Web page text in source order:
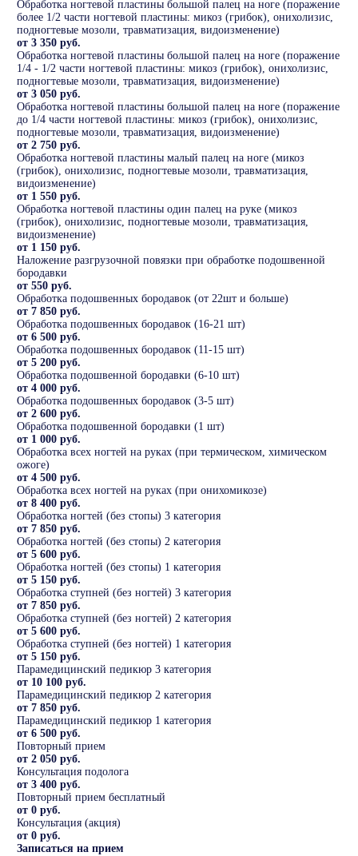
Обработка ногтевой пластины большой палец на ноге (поражение
более 1/2 части ногтевой пластины: микоз (грибок), онихолизис,
подногтевые мозоли, травматизация, видоизменение)
от 3 350 руб.
Обработка ногтевой пластины большой палец на ноге (поражение
1/4 - 1/2 части ногтевой пластины: микоз (грибок), онихолизис,
подногтевые мозоли, травматизация, видоизменение)
от 3 050 руб.
Обработка ногтевой пластины большой палец на ноге (поражение
до 1/4 части ногтевой пластины: микоз (грибок), онихолизис,
подногтевые мозоли, травматизация, видоизменение)
от 2 750 руб.
Обработка ногтевой пластины малый палец на ноге (микоз
(грибок), онихолизис, подногтевые мозоли, травматизация,
видоизменение)
от 1 550 руб.
Обработка ногтевой пластины один палец на руке (микоз
(грибок), онихолизис, подногтевые мозоли, травматизация,
видоизменение)
от 1 150 руб.
Наложение разгрузочной повязки при обработке подошвенной
бородавки
от 550 руб.
Обработка подошвенных бородавок (от 22шт и больше)
от 7 850 руб.
Обработка подошвенных бородавок (16-21 шт)
от 6 500 руб.
Обработка подошвенных бородавок (11-15 шт)
от 5 200 руб.
Обработка подошвенной бородавки (6-10 шт)
от 4 000 руб.
Обработка подошвенных бородавок (3-5 шт)
от 2 600 руб.
Обработка подошвенной бородавки (1 шт)
от 1 000 руб.
Обработка всех ногтей на руках (при термическом, химическом
ожоге)
от 4 500 руб.
Обработка всех ногтей на руках (при онихомикозе)
от 8 400 руб.
Обработка ногтей (без стопы) 3 категория
от 7 850 руб.
Обработка ногтей (без стопы) 2 категория
от 5 600 руб.
Обработка ногтей (без стопы) 1 категория
от 5 150 руб.
Обработка ступней (без ногтей) 3 категория
от 7 850 руб.
Обработка ступней (без ногтей) 2 категория
от 5 600 руб.
Обработка ступней (без ногтей) 1 категория
от 5 150 руб.
Парамедицинский педикюр 3 категория
от 10 100 руб.
Парамедицинский педикюр 2 категория
от 7 850 руб.
Парамедицинский педикюр 1 категория
от 6 500 руб.
Повторный прием
от 2 050 руб.
Консультация подолога
от 3 400 руб.
Повторный прием бесплатный
от 0 руб.
Консультация (акция)
от 0 руб.
Записаться на прием